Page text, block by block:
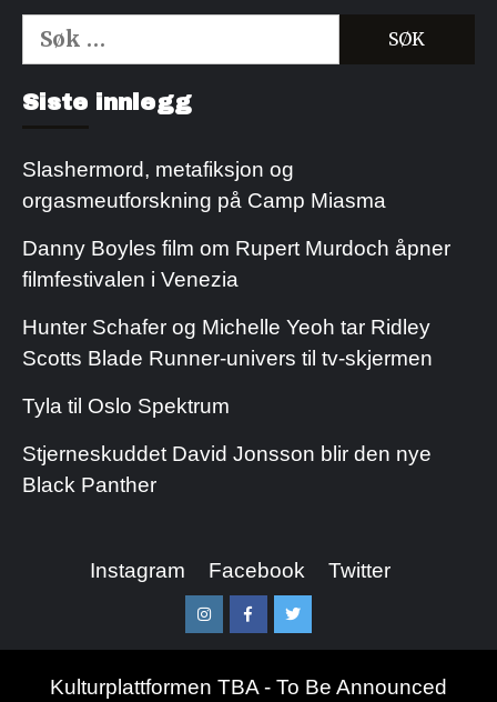
Søk
etter:
Siste innlegg
Slashermord, metafiksjon og
orgasmeutforskning på Camp Miasma
Danny Boyles film om Rupert Murdoch åpner
filmfestivalen i Venezia
Hunter Schafer og Michelle Yeoh tar Ridley
Scotts Blade Runner-univers til tv-skjermen
Tyla til Oslo Spektrum
Stjerneskuddet David Jonsson blir den nye
Black Panther
Instagram Facebook Twitter
InstagramFacebookTwitter
Kulturplattformen TBA - To Be Announced